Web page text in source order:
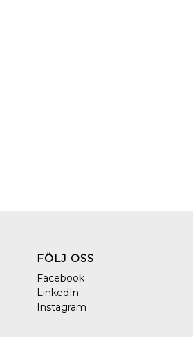
FÖLJ OSS
Facebook
LinkedIn
Instagram